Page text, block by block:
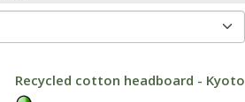
Recycled cotton headboard - Kyoto